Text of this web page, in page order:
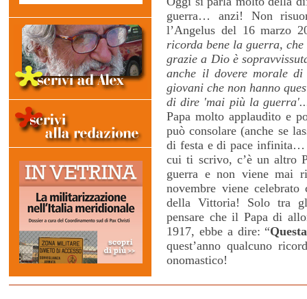
guerra… anzi! Non
l’Angelus del 16 marzo
ricorda bene la guerra,
grazie a Dio è
anche il dovere morale
giovani che non hanno
di dire 'mai più la
Papa molto applaudito e
può consolare (anche se
di festa e di pace infinita…
cui ti scrivo, c’è un altro
guerra e non viene mai
novembre viene
della Vittoria! Solo tra
pensare che il Papa di
1917, ebbe a dire: “
quest’anno qualcuno
onomastico!